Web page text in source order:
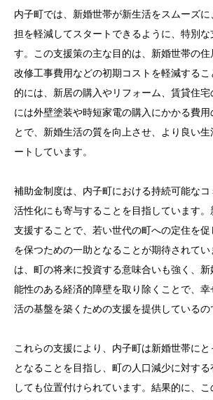
内子町では、新婚世帯が新生活をスムーズ
担を軽減してスタートできるように、特別な
す。この支援策の主な目的は、新婚世帯の住
改修工事費用などの初期コストを軽減する
的には、新居の購入やリフォーム、賃貸住
には外壁塗装や時短家電の購入にかかる費用
とで、新婚生活の質を向上させ、より良い
ートしています。
補助金制度は、内子町における持続可能なコ
活性化にも寄与することを目指しています
支援することで、若い世代の町への定住を促
を保つための一助となることが期待されて
は、町の将来に投資する意味合いも強く、
能性のある経済的障壁を取り除くことで、
活の基盤を築くための支援を提供しているの
これらの支援により、内子町は新婚世帯に
となることを目指し、町の人口減少に対する
しても位置付けられています。結果的に、